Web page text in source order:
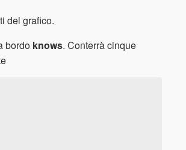
del grafico.
bordo knows. Conterrà cinque